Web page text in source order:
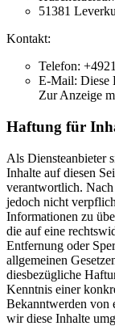
51381
Kontakt:
Telefon:
E-Mail: Diese
Zur Anzeige
Haftung für
Als Diensteanbieter
Inhalte auf diesen
verantwortlich.
jedoch nicht
Informationen zu
die auf eine
Entfernung oder
allgemeinen
diesbezügliche
Kenntnis einer
Bekanntwerden von
wir diese Inhalte